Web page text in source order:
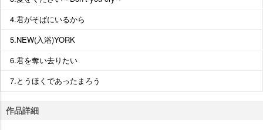
4.君がそばにいるから
5.NEW(入浴)YORK
6.君を奪い去りたい
7.とうほくであったまろう
作品詳細